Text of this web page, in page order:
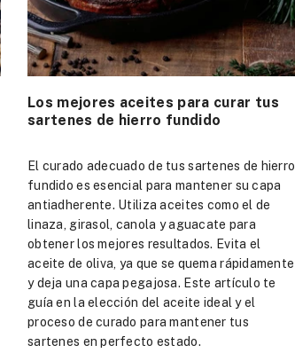
Los mejores aceites para curar tus
sartenes de hierro fundido
El curado adecuado de tus sartenes de hierro
fundido es esencial para mantener su capa
antiadherente. Utiliza aceites como el de
linaza, girasol, canola y aguacate para
obtener los mejores resultados. Evita el
aceite de oliva, ya que se quema rápidamente
y deja una capa pegajosa. Este artículo te
guía en la elección del aceite ideal y el
proceso de curado para mantener tus
sartenes en perfecto estado.